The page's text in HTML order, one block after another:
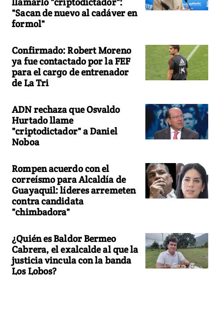
"Sacan de nuevo al cadáver en
formol"
Confirmado: Robert Moreno
ya fue contactado por la FEF
para el cargo de entrenador
de La Tri
ADN rechaza que Osvaldo
Hurtado llame
"criptodictador" a Daniel
Noboa
Rompen acuerdo con el
correísmo para Alcaldía de
Guayaquil: líderes arremeten
contra candidata
"chimbadora"
¿Quién es Baldor Bermeo
Cabrera, el exalcalde al que la
justicia vincula con la banda
Los Lobos?